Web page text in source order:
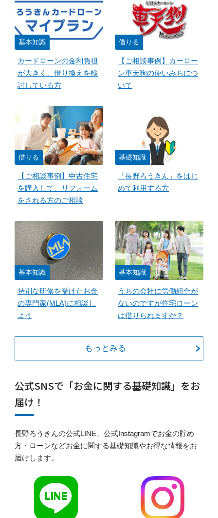
基本知識
カードローンの金利負担
が大きく、借り換えを検
討している方
借りる
【ご相談事例】カーロー
ン車天狗の使いみちにつ
いて
借りる
【ご相談事例】中古住宅
を購入して、リフォーム
をされる方のご相談
基礎知識
「長野ろうきん」をはじ
めて利用する方
基本知識
特別な研修を受けたお金
の専門家(MLA)に相談し
よう
基本知識
うちの会社に労働組合が
ないのですが住宅ローン
は借りられますか？
もっとみる
公式SNSで「お金に関する基礎知識」をお
届け！
長野ろうきんの公式LINE、公式Instagramでお金の貯め
方・ローンなどお金に関する基礎知識やお得な情報をお
届けします。